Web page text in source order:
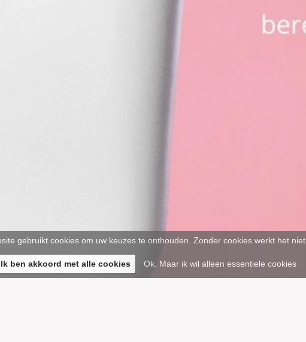
gebruikt cookies om uw keuzes te onthouden. Zonder cookies werkt het niet
ben akkoord met alle cookies Ok. Maar ik wil alleen essentiele cookies